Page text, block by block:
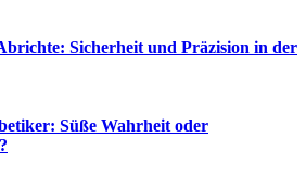
Sicherheit und Präzision in der
Süße Wahrheit oder